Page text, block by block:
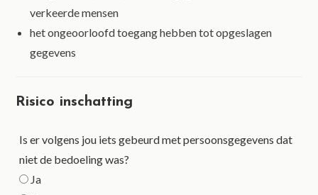
verkeerde mensen
het ongeoorloofd toegang hebben tot opgeslagen
gegevens
Risico inschatting
Is er volgens jou iets gebeurd met persoonsgegevens dat
niet de bedoeling was?
Ja